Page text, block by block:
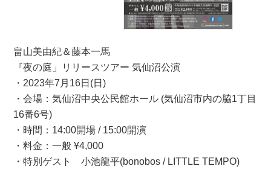
畠山美由紀＆藤本一馬
『夜の庭」リリースツアー 気仙沼公演
・2023年7月16日(日)
・会場：気仙沼中央公民館ホール (気仙沼市内の脇1丁目
16番6号)
・時間：14:00開場 / 15:00開演
・料金：一般 ¥4,000
・特別ゲスト 小池龍平(bonobos / LITTLE TEMPO)